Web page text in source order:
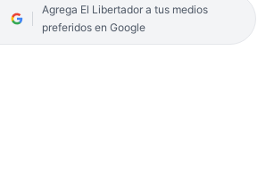
Agrega El Libertador a tus medios
preferidos en Google